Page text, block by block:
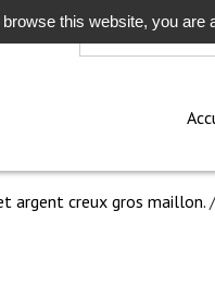
Rechercher
argent creux gros maillon. /
this website, you are